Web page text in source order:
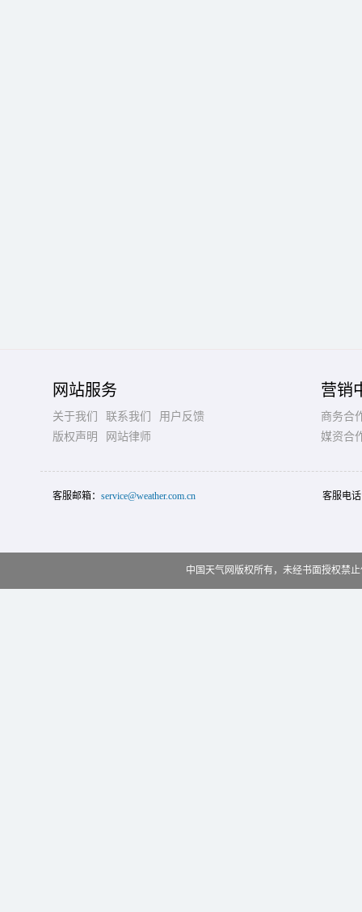
网站服务
关于我们 联系我们
用户反馈
版权声明
网站律师
营销
商务合
媒资合
客服邮箱： service@weather.com.cn 客服电
中国天气网版权所有，未经书面授权